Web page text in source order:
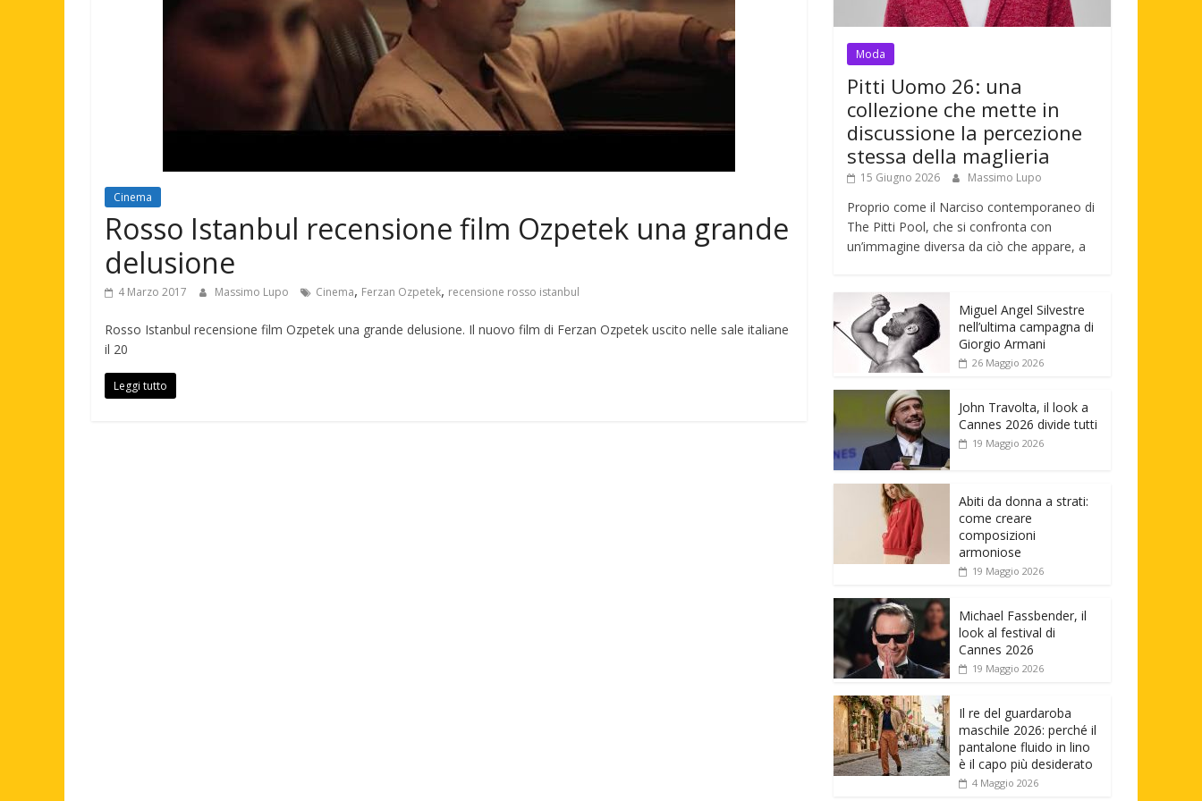
Cinema
Rosso Istanbul recensione film Ozpetek una grande
delusione
4 Marzo 2017 Massimo Lupo Cinema, Ferzan Ozpetek, recensione rosso istanbul
Rosso Istanbul recensione film Ozpetek una grande delusione. Il nuovo film di Ferzan Ozpetek uscito nelle sale italiane
il 20
Leggi tutto
Moda
Pitti Uomo 26: una
collezione che mette in
discussione la percezione
stessa della maglieria
15 Giugno 2026 Massimo Lupo
Proprio come il Narciso contemporaneo di
The Pitti Pool, che si confronta con
un’immagine diversa da ciò che appare, a
Miguel Angel Silvestre
nell’ultima campagna di
Giorgio Armani
26 Maggio 2026
John Travolta, il look a
Cannes 2026 divide tutti
19 Maggio 2026
Abiti da donna a strati:
come creare
composizioni
armoniose
19 Maggio 2026
Michael Fassbender, il
look al festival di
Cannes 2026
19 Maggio 2026
Il re del guardaroba
maschile 2026: perché il
pantalone fluido in lino
è il capo più desiderato
4 Maggio 2026